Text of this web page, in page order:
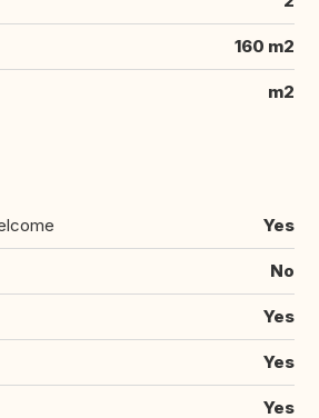
160 m2
m2
Yes
No
Yes
Yes
Yes